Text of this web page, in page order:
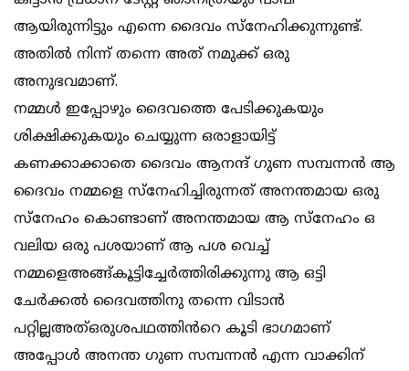
ആയിരുന്നിട്ടും എന്നെ ദൈവം സ്നേഹിക്കുന്നുണ്ട്.
അതിൽ നിന്ന് തന്നെ അത് നമുക്ക് ഒരു
അനുഭവമാണ്.
നമ്മൾ ഇപ്പോഴും ദൈവത്തെ പേടിക്കുകയും
ശിക്ഷിക്കുകയും ചെയ്യുന്ന ഒരാളായിട്ട്
കണക്കാക്കാതെ ദൈവം ആനന്ദ് ഗുണ സമ്പന്നൻ ആ
ദൈവം നമ്മളെ സ്നേഹിച്ചിരുന്നത് അനന്തമായ ഒരു
സ്നേഹം കൊണ്ടാണ് അനന്തമായ ആ സ്നേഹം ഒ
വലിയ ഒരു പശയാണ് ആ പശ വെച്ച്
നമ്മളെഅങ്ങ്കൂട്ടിച്ചേർത്തിരിക്കുന്നു ആ ഒട്ടി
ചേർക്കൽ ദൈവത്തിനു തന്നെ വിടാൻ
പറ്റില്ലഅത്ഒരുശപഥത്തിൻറെ കൂടി ഭാഗമാണ്
അപ്പോൾ അനന്ത ഗുണ സമ്പന്നൻ എന്ന വാക്കിന്